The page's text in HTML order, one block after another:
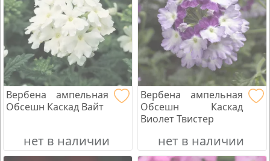
Вербена ампельная
Обсешн Каскад Вайт
нет в наличии
Вербена ампельная
Обсешн Каскад
Виолет Твистер
нет в наличии